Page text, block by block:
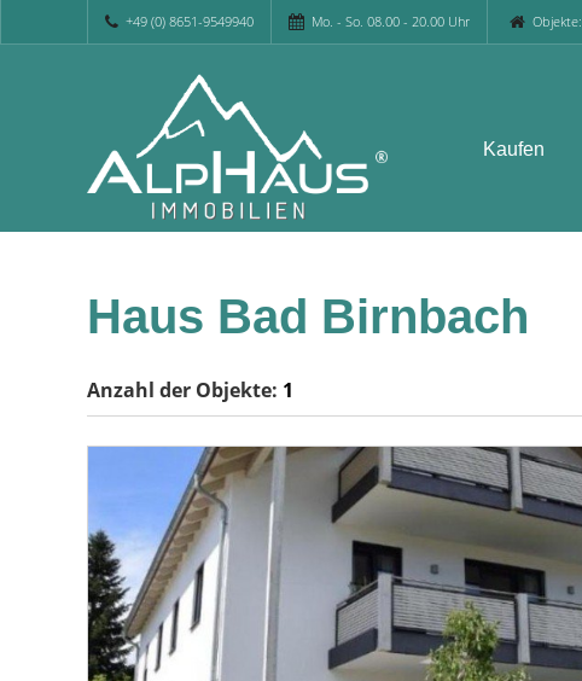
+49 (0) 8651-9549940 Mo. - So. 08.00 - 20.00 Uhr
Kaufen
Haus Bad Birnbach
Anzahl der Objekte: 1